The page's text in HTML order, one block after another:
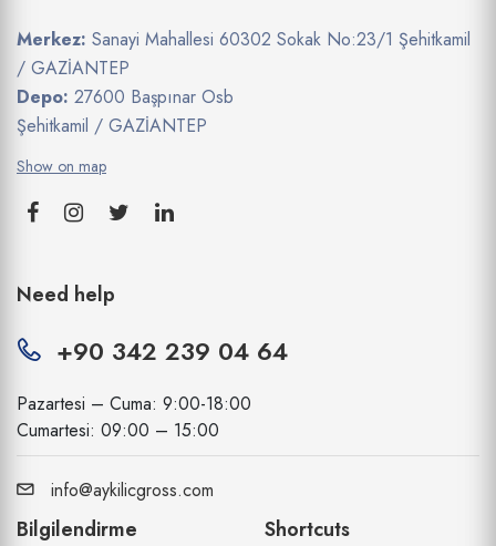
Merkez: Sanayi Mahallesi 60302 Sokak No:23/1 Şehitkamil
/ GAZİANTEP
Depo: 27600 Başpınar Osb
Şehitkamil / GAZİANTEP
Show on map
Need help
+90 342 239 04 64
Pazartesi – Cuma: 9:00-18:00
Cumartesi: 09:00 – 15:00
info@aykilicgross.com
Bilgilendirme Shortcuts